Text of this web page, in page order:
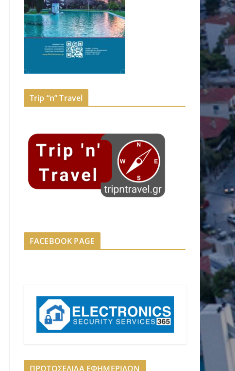
Trip “n” Travel
FACEBOOK PAGE
ΠΡΩΤΟΣΕΛΙΔΑ ΕΦΗΜΕΡΙΔΩΝ